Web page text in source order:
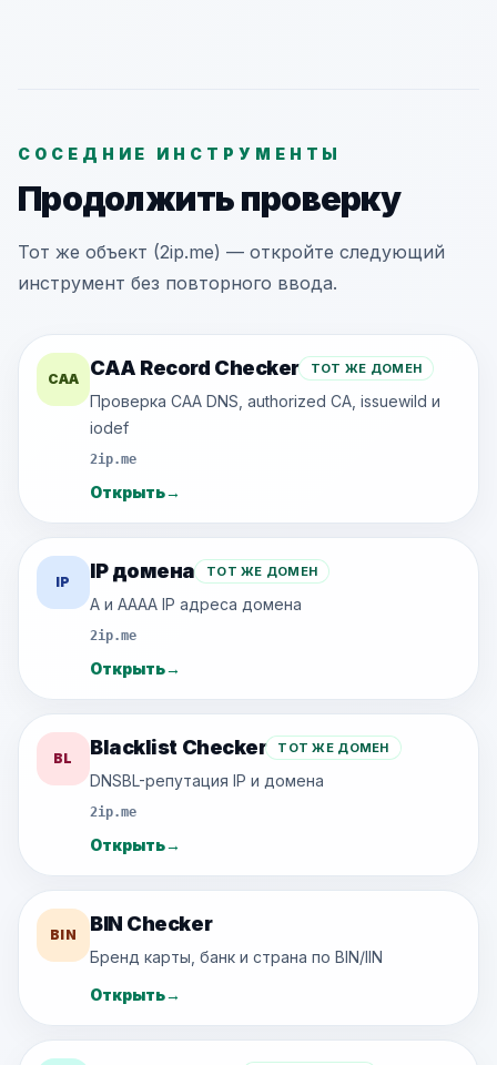
СОСЕДНИЕ ИНСТРУМЕНТЫ
Продолжить проверку
Тот же объект (2ip.me) — откройте следующий
инструмент без повторного ввода.
CAA CAA Record Checker ТОТ ЖЕ ДОМЕН
Проверка CAA DNS, authorized CA, issuewild и
iodef
2ip.me
Открыть→
IP IP домена ТОТ ЖЕ ДОМЕН
A и AAAA IP адреса домена
2ip.me
Открыть→
BL Blacklist Checker ТОТ ЖЕ ДОМЕН
DNSBL-репутация IP и домена
2ip.me
Открыть→
BIN BIN Checker
Бренд карты, банк и страна по BIN/IIN
Открыть→